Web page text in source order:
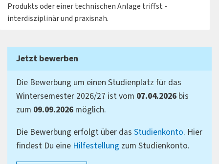
Produkts oder einer technischen Anlage triffst -
interdisziplinär und praxisnah.
Jetzt bewerben
Die Bewerbung um einen Studienplatz für das
Wintersemester 2026/27 ist vom 07.04.2026bis
zum 09.09.2026möglich.
Die Bewerbung erfolgt über das Studienkonto. Hier
findest Du eine Hilfestellung zum Studienkonto.